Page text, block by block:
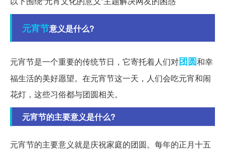
元宵节意义是什么?
元宵节是一个重要的传统节日，它寄托着人们对团圆和幸
福生活的美好愿望。在元宵节这一天，人们会吃元宵和闹
花灯，这些习俗都与团圆相关。
元宵节的主要意义是什么?
元宵节的主要意义就是庆祝家庭的团圆。每年的正月十五